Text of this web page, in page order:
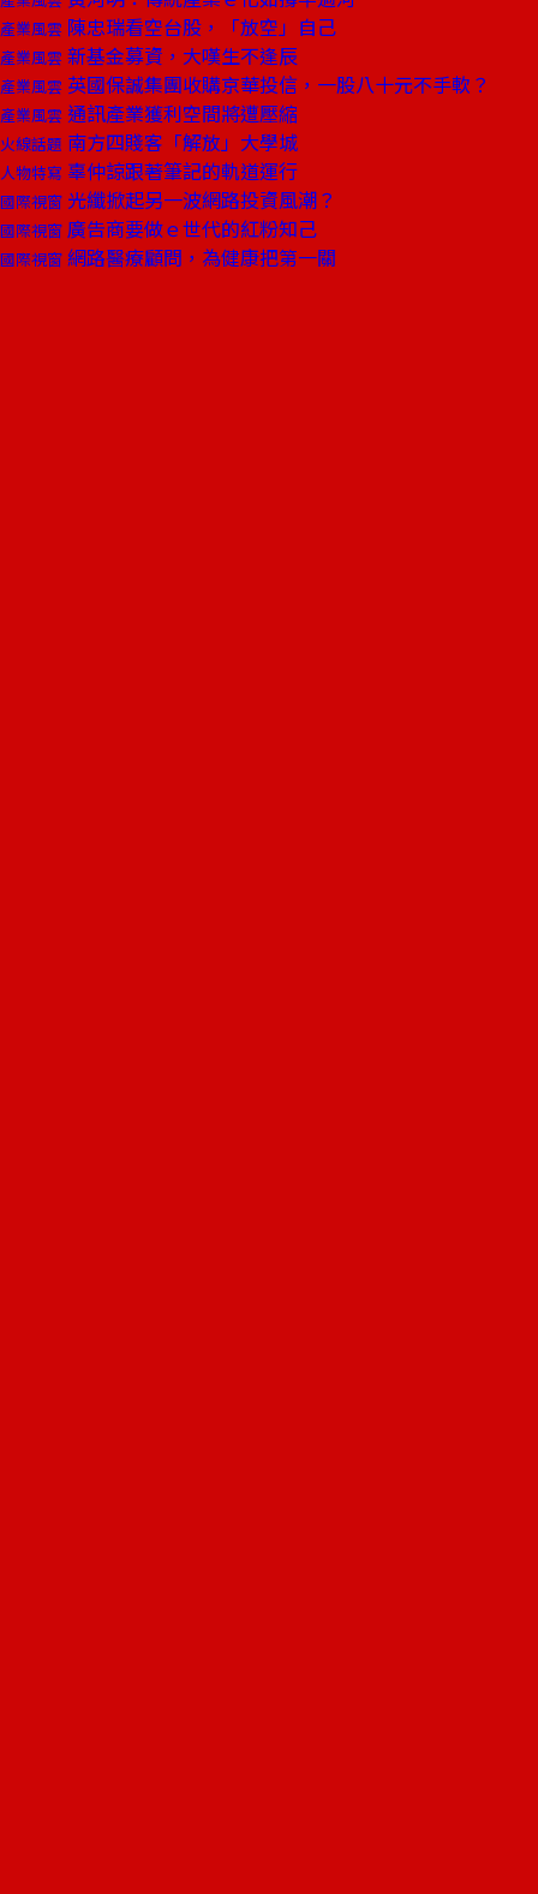
產業風雲 陳忠瑞看空台股，「放空」自己
產業風雲 新基金募資，大嘆生不逢辰
產業風雲 英國保誠集團收購京華投信，一股八十元不手軟？
產業風雲 通訊產業獲利空間將遭壓縮
火線話題 南方四賤客「解放」大學城
人物特寫 辜仲諒跟著筆記的軌道運行
國際視窗 光纖掀起另一波網路投資風潮？
國際視窗 廣告商要做ｅ世代的紅粉知己
國際視窗 網路醫療顧問，為健康把第一關